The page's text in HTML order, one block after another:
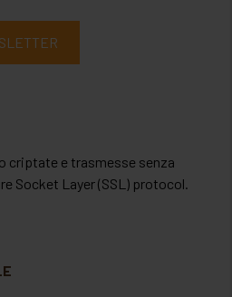
criptate e trasmesse senza
Socket Layer (SSL) protocol.